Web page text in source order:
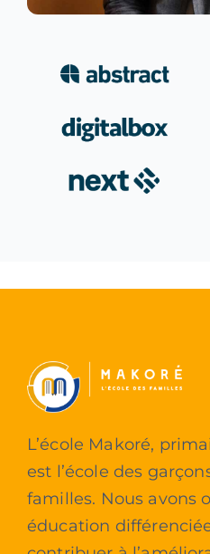
L’école Makoré,
est l’école des
familles. Nous avons
éducation